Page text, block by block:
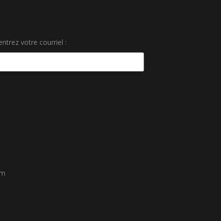
votre courriel :